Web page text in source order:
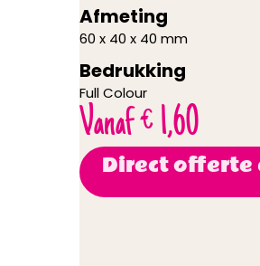
Afmeting
60 x 40 x 40 mm
Bedrukking
Full Colour
Vanaf€1,60
Direct